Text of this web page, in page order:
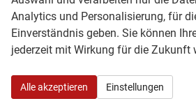
Ihren Multivan direkt ab Werk zu
Ihre Vorteile beim VW T7
✓ Bis zu 30% günstiger als
✓ Volle Herstellergarantie in
Analytics und Personalisierung, für
Einverständnis geben. Sie können
jederzeit mit Wirkung für die Zukunft
Alle akzeptieren Einstellungen